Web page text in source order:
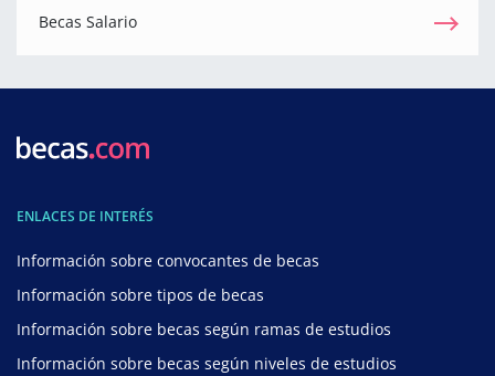
Becas Salario
ENLACES DE INTERÉS
Información sobre convocantes de becas
Información sobre tipos de becas
Información sobre becas según ramas de estudios
Información sobre becas según niveles de estudios